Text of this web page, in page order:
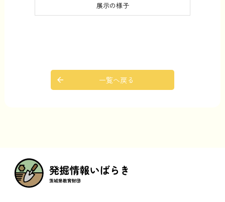
展示の様子
一覧へ戻る